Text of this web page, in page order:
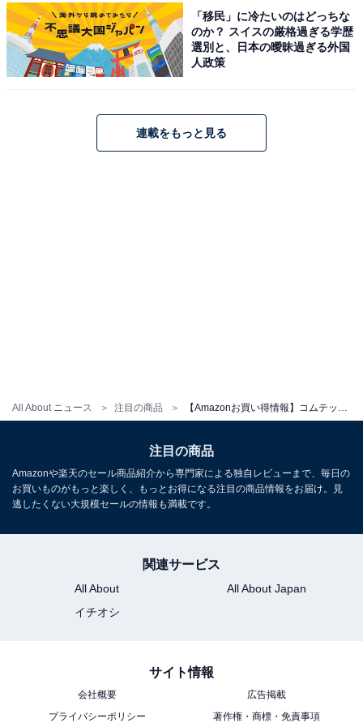
All About ニュース 注目の商品
Amazonで見る
コムテック「HDR362GW」
コムテック（COMTEC） ミラー型ドライブレコーダー
監視機能 高速起動 3年保証
「移民」に冷たいのはどっちな
のか？ スイスの厳格過ぎる学歴
選別と、日本の曖昧過ぎる外国
人政策
連載をもっと見る
注目の商品
Amazonや楽天のセール商品紹介から専門家による独自レビューまで、毎日の
お買いものがもっと楽しく、もっとお得になる注目の商品情報をお届け。見
逃したくない大規模セールの情報も満載です。
関連サービス
All About
All About Japan
イチオシ
サイト情報
会社概要
広告掲載
プライバシーポリシー
著作権・商標・免責事項